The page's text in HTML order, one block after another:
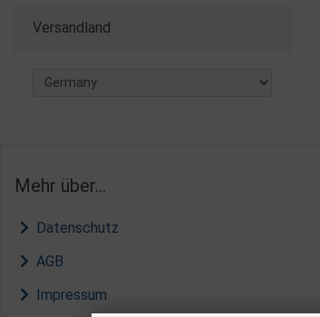
Versandland
Mehr über...
Datenschutz
AGB
Impressum